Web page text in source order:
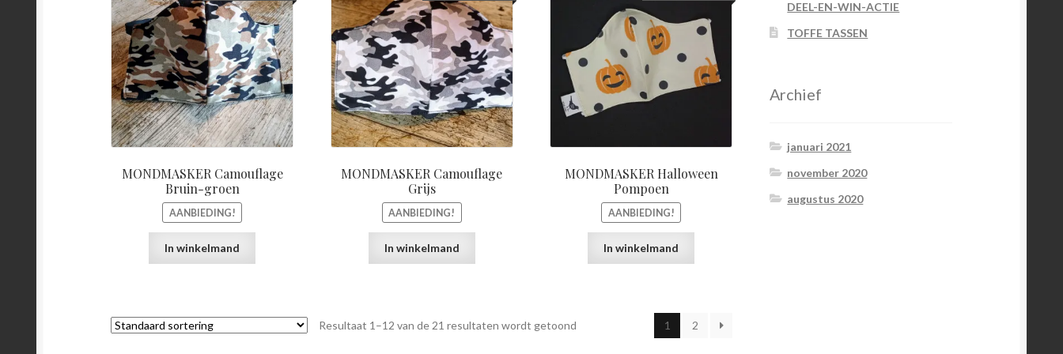
MONDMASKER Camouflage
Bruin-groen
AANBIEDING!
was:
€15,00.
is:
€5,00.
In winkelmand
MONDMASKER Camouflage
Grijs
AANBIEDING!
was:
€15,00.
is:
€5,00.
In winkelmand
MONDMASKER Halloween
Pompoen
AANBIEDING!
was:
€15,00.
In winkelmand
Resultaat 1–12 van de 21 resultaten wordt getoond 1 2
DEEL-EN-WIN-ACTIE
TOFFE TASSEN
Archief
januari 2021
november 2020
augustus 2020